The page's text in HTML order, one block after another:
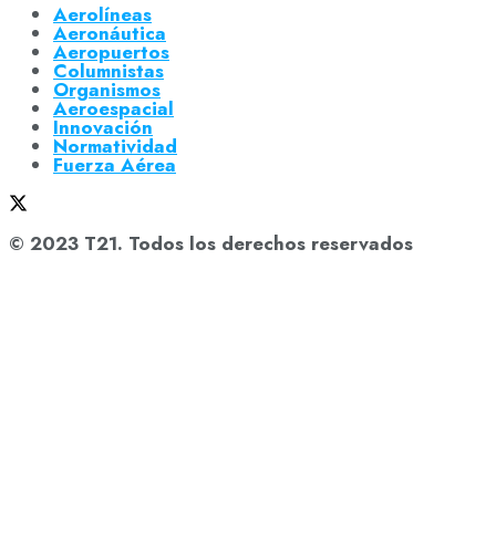
Aerolíneas
Aeronáutica
Aeropuertos
Columnistas
Organismos
Aeroespacial
Innovación
Normatividad
Fuerza Aérea
© 2023 T21. Todos los derechos reservados